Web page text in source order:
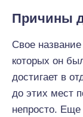
Причины
Свое
которых он
достигает в
до этих мест
непросто.